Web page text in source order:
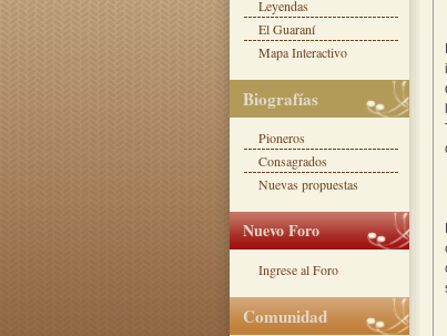
Leyendas
El Guaraní
Mapa Interactivo
Biografías
Pioneros
Consagrados
Nuevas propuestas
Nuevo Foro
Ingrese al Foro
Comunidad